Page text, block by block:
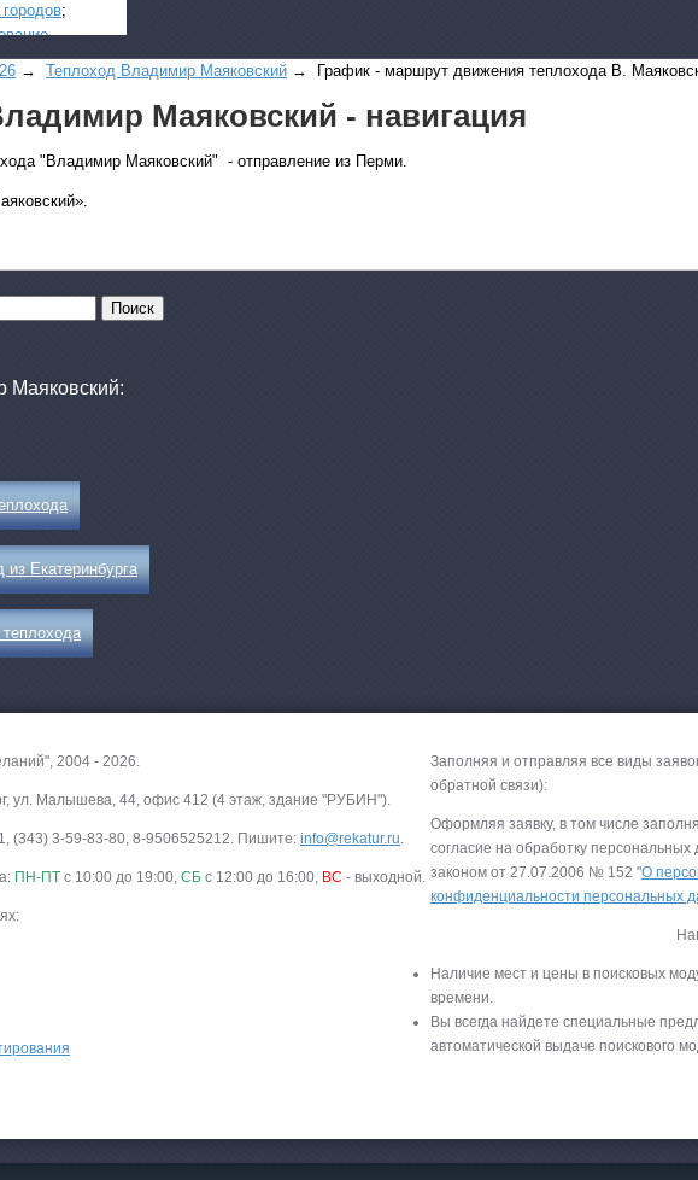
;
.
на черное
.
Туапсе
начнется
2026
→ Теплоход Владимир Маяковский → График - маршрут движения теплохода В.
Маяковский - навигация
"Владимир Маяковский" - отправление из Перми.
Маяковский:
Екатеринбурга
2004 - 2026.
ул. Малышева, 44, офис 412 (4 этаж, здание "РУБИН").
(343) 3-59-83-80, 8-9506525212. Пишите: info@rekatur.ru.
ПН-ПТ с 10:00 до 19:00, СБ с 12:00 до 16:00, ВС - выходной.
Заполняя и отправляя все виды
обратной связи):
Оформляя заявку, в том числе
согласие на обработку
законом от 27.07.2006 № 152 "О
конфиденциальности персональных
Наличие мест и цены в поисковых
времени.
Вы всегда найдете специальные
автоматической выдаче поискового